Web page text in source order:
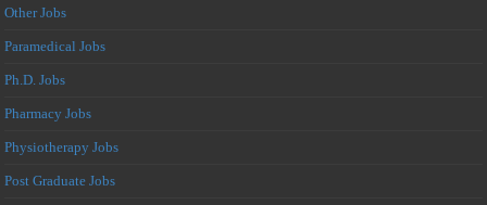
Other Jobs
Paramedical Jobs
Ph.D. Jobs
Pharmacy Jobs
Physiotherapy Jobs
Post Graduate Jobs